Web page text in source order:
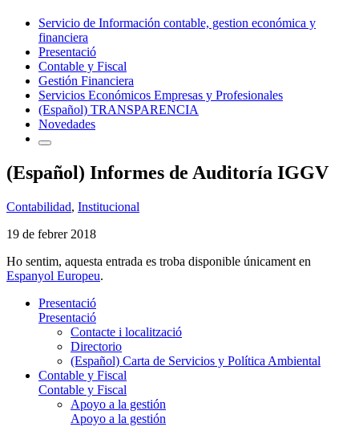
Servicio de Información contable, gestion económica y
financiera
Presentació
Contable y Fiscal
Gestión Financiera
Servicios Económicos Empresas y Profesionales
(Español) TRANSPARENCIA
Novedades
(Español) Informes de Auditoría IGGV
Contabilidad, Institucional
19 de febrer 2018
Ho sentim, aquesta entrada es troba disponible únicament en
Espanyol Europeu.
Presentació
Presentació
Contacte i localització
Directorio
(Español) Carta de Servicios y Política Ambiental
Contable y Fiscal
Contable y Fiscal
Apoyo a la gestión
Apoyo a la gestión